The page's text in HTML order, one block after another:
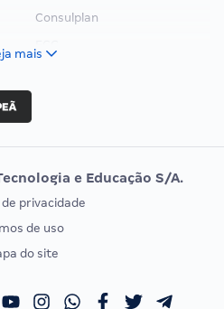
Consulplan
Vunesp
EXAME DE ORDEM
Calendário OAB
mais
e Educação S/A.
privacidade
de uso
do site